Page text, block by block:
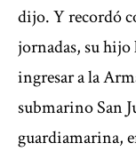
dijo. Y recordó
jornadas, su
ingresar a la
submarino San
guardiamarina,